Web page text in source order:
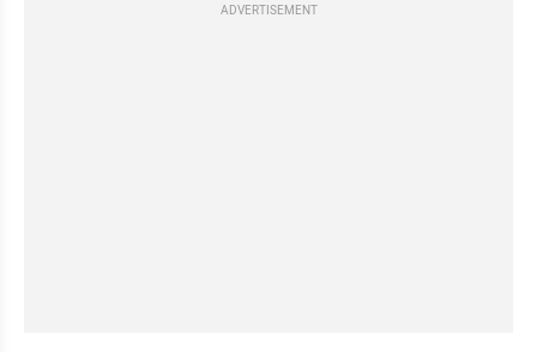
ADVERTISEMENT